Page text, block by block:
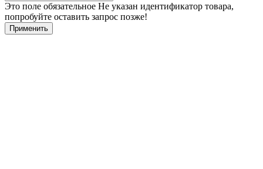
Это поле обязательное Не указан идентификатор товара,
попробуйте оставить запрос позже!
Применить